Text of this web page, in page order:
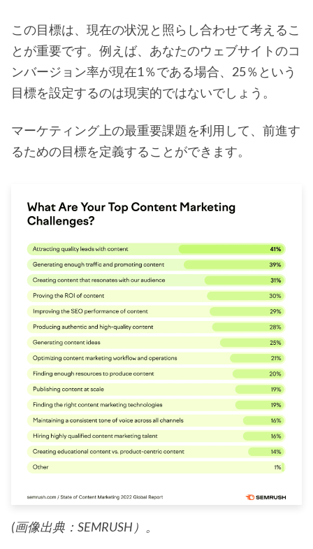
この目標は、現在の状況と照らし合わせて考えるこ
とが重要です。例えば、あなたのウェブサイトのコ
ンバージョン率が現在1％である場合、25％という
目標を設定するのは現実的ではないでしょう。
マーケティング上の最重要課題を利用して、前進す
るための目標を定義することができます。
(画像出典：SEMRUSH）。